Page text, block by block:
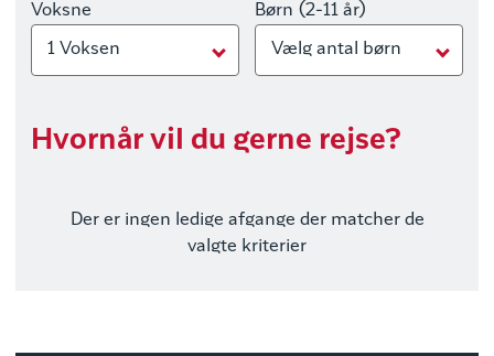
Voksne
1 Voksen
Børn (2-11 år)
Vælg antal børn
Hvornår vil du gerne rejse?
Der er ingen ledige afgange der matcher de
valgte kriterier